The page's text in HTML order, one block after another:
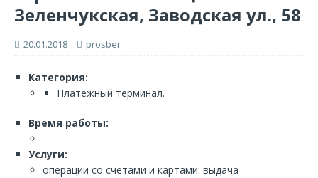
Зеленчукская, Заводская ул., 58
20.01.2018 prosber
Категория:
Платёжный терминал.
Время работы:
Услуги:
операции со счетами и картами: выдача